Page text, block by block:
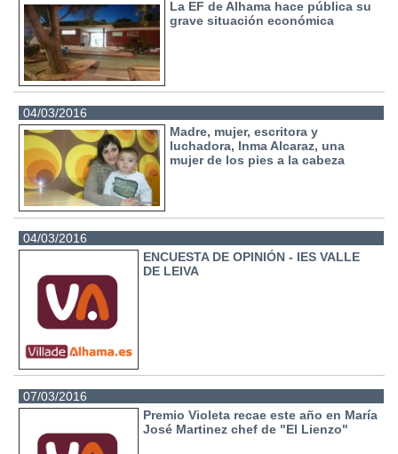
La EF de Alhama hace pública su
grave situación económica
04/03/2016
Madre, mujer, escritora y
luchadora, Inma Alcaraz, una
mujer de los pies a la cabeza
04/03/2016
ENCUESTA DE OPINIÓN - IES VALLE
DE LEIVA
07/03/2016
Premio Violeta recae este año en María
José Martinez chef de "El Lienzo"